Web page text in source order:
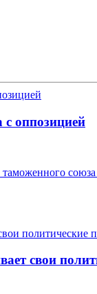
оппозицией
свои